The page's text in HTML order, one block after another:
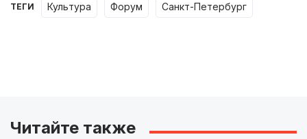
ТЕГИ культура форум Санкт-Петербург
Читайте также